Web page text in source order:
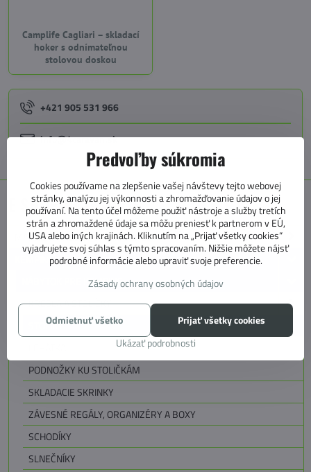
Camplife Cagliari – skladací
hoker s odnímateľnou
stolovou doskou
+421 905 531 966
info@4caravan.sk
E SHOP KATEGÓRIE
MARKÍZY, PREDSTANY, KOBERCE
KEMPING
NÁBYTOK PRE KEMPING
KRESLÁ A STOLIČKY
STOLÍKY
PODNOŽKY KU STOLIČKÁM
SKLADACIE SKRINKY
ZÁVESNÉ REGÁLY, ORGANIZÉRY A BOXY
SCHODÍKY
SLNEČNÍKY
Predvoľby súkromia
Cookies používame na zlepšenie vašej návštevy tejto webovej
stránky, analýzu jej výkonnosti a zhromažďovanie údajov o jej
používaní. Na tento účel môžeme použiť nástroje a služby tretích
strán a zhromaždené údaje sa môžu preniesť k partnerom v EÚ,
USA alebo iných krajinách. Kliknutím na „Prijať všetky cookies“
vyjadrujete svoj súhlas s týmto spracovaním. Nižšie môžete nájsť
podrobné informácie alebo upraviť svoje preferencie.
Zásady ochrany osobných údajov
Ukázať podrobnosti
Prijať všetky cookies
Odmietnuť všetko